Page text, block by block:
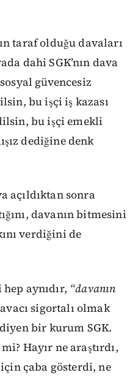
taraf olduğu davaları
dahi SGK’nın dava
güvencesiz
bu işçi iş kazası
bu işçi emekli
dediğine denk
açıldıktan sonra
davanın bitmesini
verdiğini de
aynıdır, “davanın
sigortalı olmak
bir kurum SGK.
Hayır ne araştırdı,
çaba gösterdi, ne